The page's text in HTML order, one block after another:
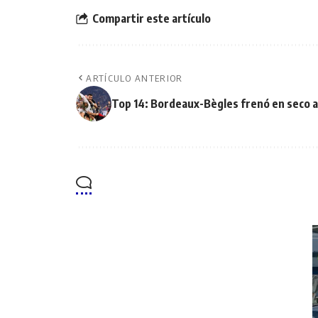
Compartir este artículo
ARTÍCULO ANTERIOR
Top 14: Bordeaux-Bègles frenó en seco